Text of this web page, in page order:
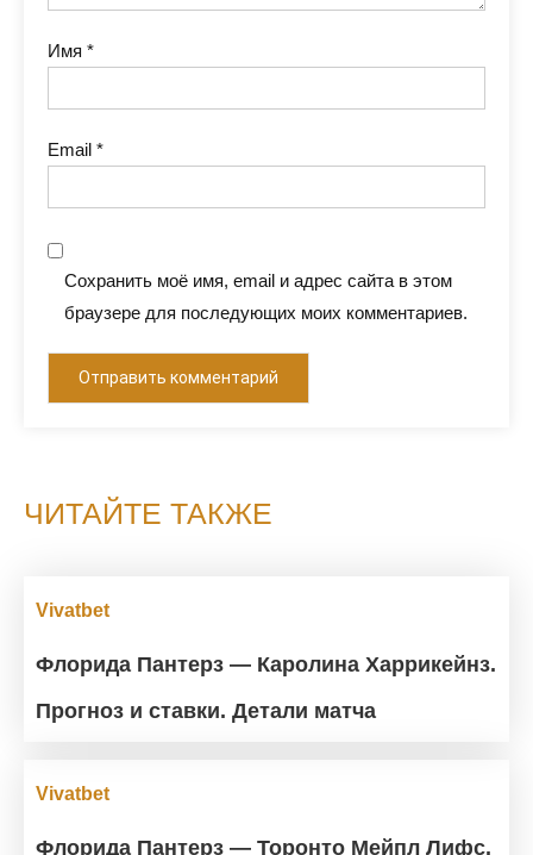
Имя *
Email *
Сохранить моё имя, email и адрес сайта в этом
браузере для последующих моих комментариев.
ЧИТАЙТЕ ТАКЖЕ
Vivatbet
Флорида Пантерз — Каролина Харрикейнз.
Прогноз и ставки. Детали матча
Vivatbet
Флорида Пантерз — Торонто Мейпл Лифс.